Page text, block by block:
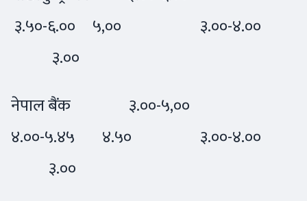
३.५०-६.०० ५,०० ३.००-४.००
३.००
नेपाल बैंक ३.००-५,००
४.००-५.४५ ४.५० ३.००-४.००
३.००